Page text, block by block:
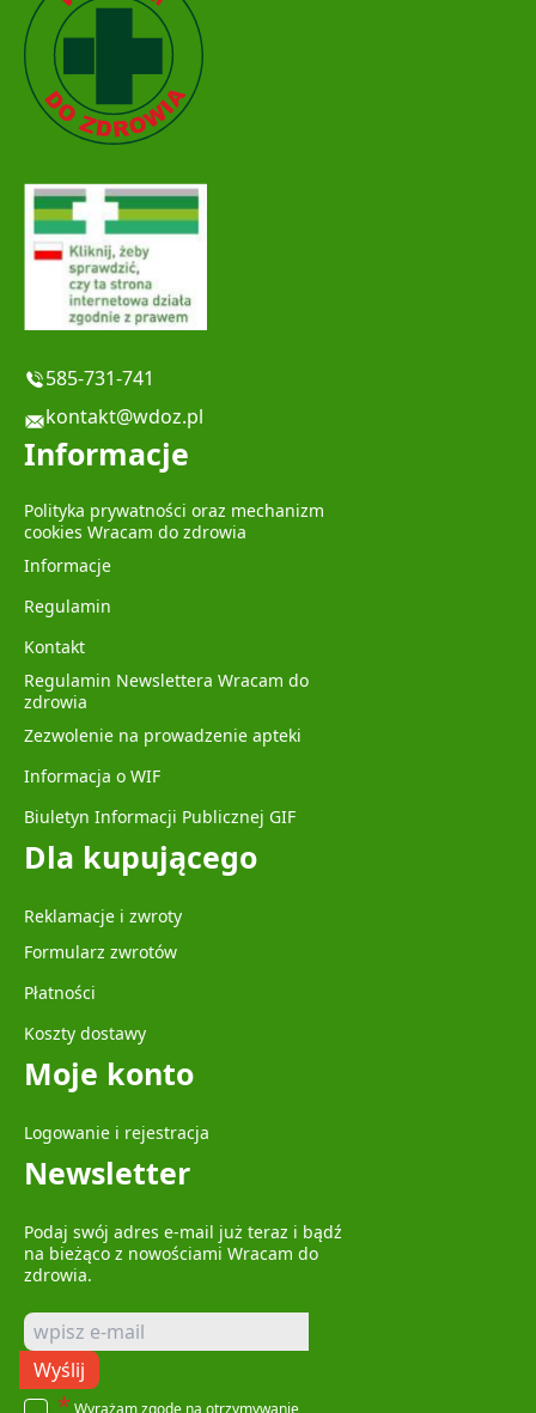
585-731-741
kontakt@wdoz.pl
Informacje
Polityka prywatności oraz mechanizm
cookies Wracam do zdrowia
Informacje
Regulamin
Kontakt
Regulamin Newslettera Wracam do
zdrowia
Zezwolenie na prowadzenie apteki
Informacja o WIF
Biuletyn Informacji Publicznej GIF
Dla kupującego
Reklamacje i zwroty
Formularz zwrotów
Płatności
Koszty dostawy
Moje konto
Logowanie i rejestracja
Newsletter
Podaj swój adres e-mail już teraz i bądź
na bieżąco z nowościami Wracam do
zdrowia.
Wyślij
* Wyrażam zgodę na otrzymywanie